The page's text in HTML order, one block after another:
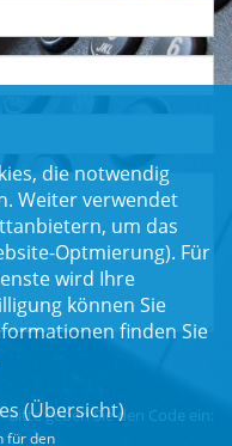
Bitte geben Sie den Code ein:
die notwendig
Weiter verwendet
um das
Optmierung). Für
wird Ihre
können Sie
finden Sie
(Übersicht)
für den